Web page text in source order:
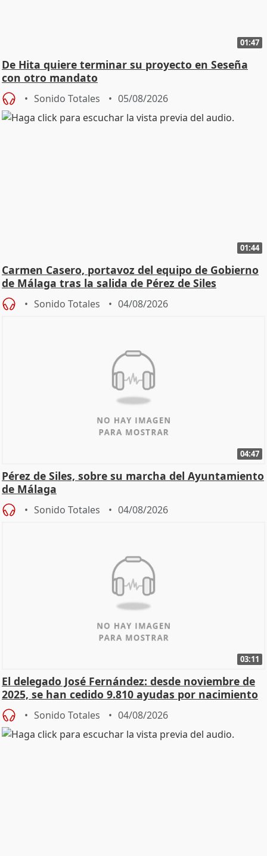
01:47
De Hita quiere terminar su proyecto en Seseña
con otro mandato
Sonido Totales 05/08/2026
01:44
Carmen Casero, portavoz del equipo de Gobierno
de Málaga tras la salida de Pérez de Siles
Sonido Totales 04/08/2026
04:47
Pérez de Siles, sobre su marcha del Ayuntamiento
de Málaga
Sonido Totales 04/08/2026
03:11
El delegado José Fernández: desde noviembre de
2025, se han cedido 9.810 ayudas por nacimiento
Sonido Totales 04/08/2026